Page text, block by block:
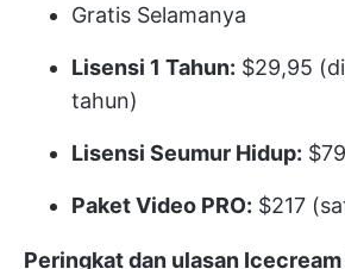
Gratis Selamanya
Lisensi 1 Tahun: $29,95
tahun)
Lisensi Seumur Hidup:
Paket Video PRO: $217
Peringkat dan ulasan